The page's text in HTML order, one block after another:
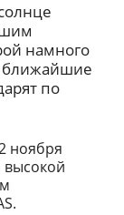
намного
ближайшие
по
ноября
высокой